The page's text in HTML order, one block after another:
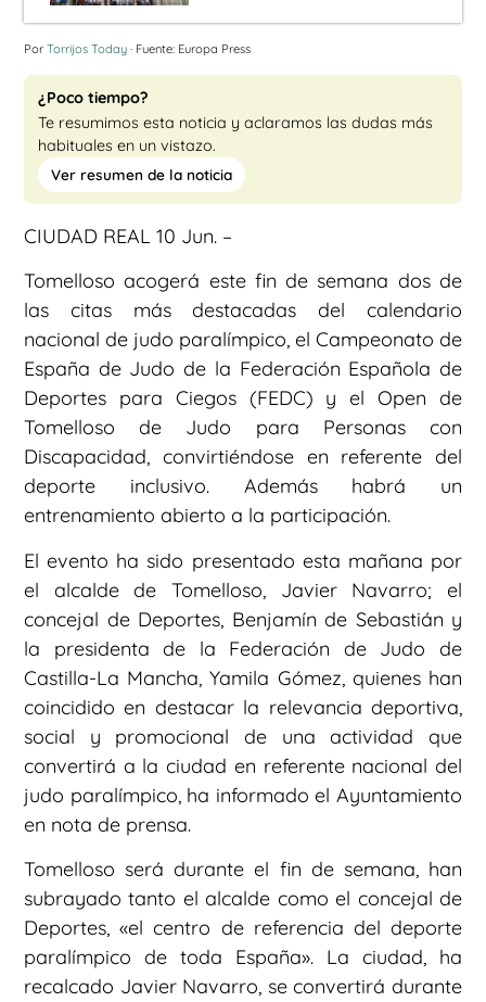
Por Torrijos Today · Fuente: Europa Press
¿Poco tiempo?
Te resumimos esta noticia y aclaramos las dudas más
habituales en un vistazo.
Ver resumen de la noticia
CIUDAD REAL 10 Jun. –
Tomelloso acogerá este fin de semana dos de
las citas más destacadas del calendario
nacional de judo paralímpico, el Campeonato de
España de Judo de la Federación Española de
Deportes para Ciegos (FEDC) y el Open de
Tomelloso de Judo para Personas con
Discapacidad, convirtiéndose en referente del
deporte inclusivo. Además habrá un
entrenamiento abierto a la participación.
El evento ha sido presentado esta mañana por
el alcalde de Tomelloso, Javier Navarro; el
concejal de Deportes, Benjamín de Sebastián y
la presidenta de la Federación de Judo de
Castilla-La Mancha, Yamila Gómez, quienes han
coincidido en destacar la relevancia deportiva,
social y promocional de una actividad que
convertirá a la ciudad en referente nacional del
judo paralímpico, ha informado el Ayuntamiento
en nota de prensa.
Tomelloso será durante el fin de semana, han
subrayado tanto el alcalde como el concejal de
Deportes, «el centro de referencia del deporte
paralímpico de toda España». La ciudad, ha
recalcado Javier Navarro, se convertirá durante